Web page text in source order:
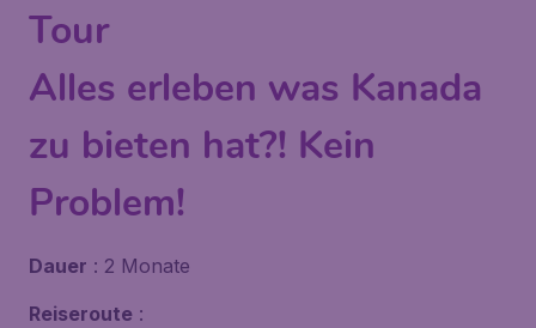
Tour
Alles erleben was Kanada
zu bieten hat?! Kein
Problem!
Dauer : 2 Monate
Reiseroute :